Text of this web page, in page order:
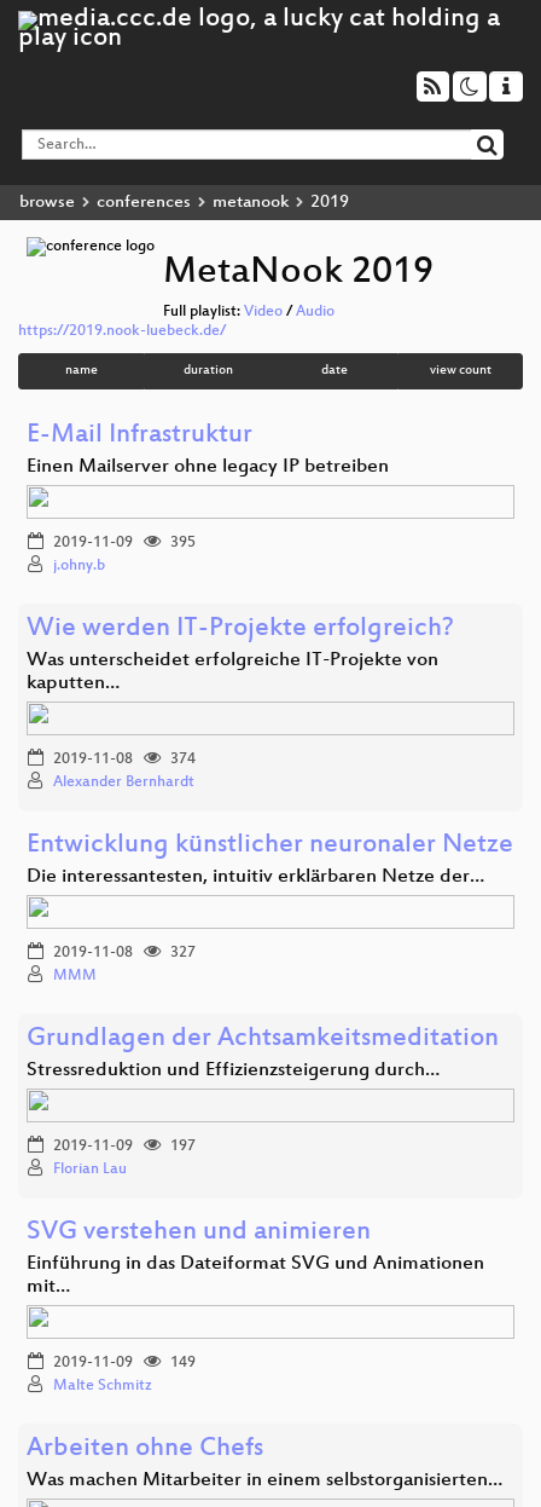
browse conferences metanook 2019
MetaNook 2019
Full playlist: Video / Audio
https://2019.nook-luebeck.de/
name duration date view count
E-Mail Infrastruktur
Einen Mailserver ohne legacy IP betreiben
2019-11-09
395
j.ohny.b
Wie werden IT-Projekte erfolgreich?
Was unterscheidet erfolgreiche IT-Projekte von
kaputten…
2019-11-08
374
Alexander Bernhardt
Entwicklung künstlicher neuronaler Netze
Die interessantesten, intuitiv erklärbaren Netze der…
2019-11-08
327
MMM
Grundlagen der Achtsamkeitsmeditation
Stressreduktion und Effizienzsteigerung durch…
2019-11-09
197
Florian Lau
SVG verstehen und animieren
Einführung in das Dateiformat SVG und Animationen
mit…
2019-11-09
149
Malte Schmitz
Arbeiten ohne Chefs
Was machen Mitarbeiter in einem selbstorganisierten…